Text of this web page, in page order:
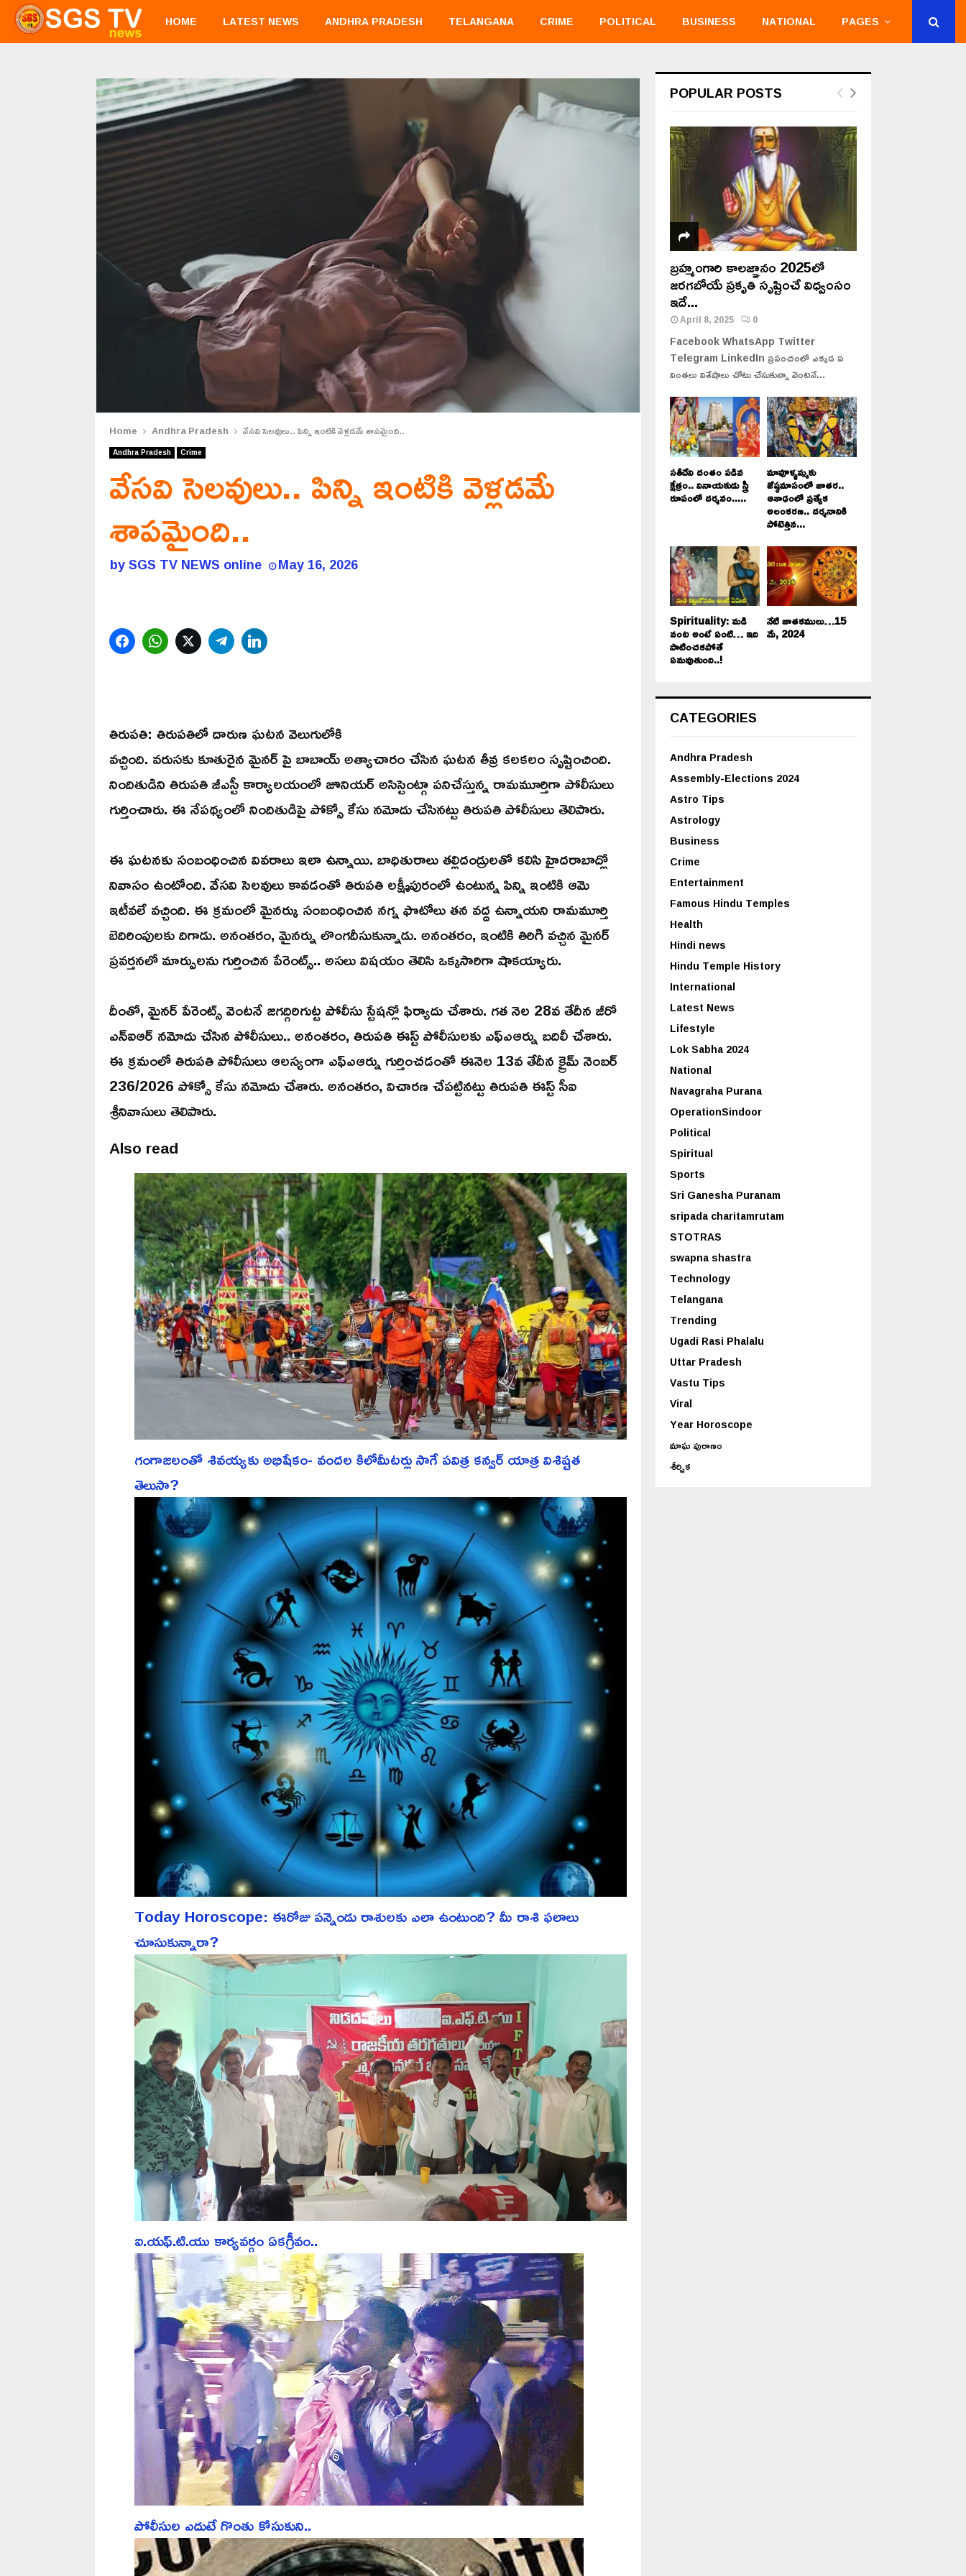
HOME LATEST NEWS ANDHRA PRADESH TELANGANA CRIME POLITICAL BUSINESS NATIONAL PAGES
Home Andhra Pradesh వేసవి సెలవులు.. పిన్ని ఇంటికి వెళ్లడమే శాపమైంది..
Andhra Pradesh Crime
వేసవి సెలవులు.. పిన్ని ఇంటికి వెళ్లడమే
శాపమైంది..
bySGS TV NEWS online May 16, 2026
FacebookWhatsAppTwitterTelegram
తిరుపతి: తిరుపతిలో దారుణ ఘటన వెలుగులోకి
వచ్చింది. వరుసకు కూతురైన మైనర్ పై బాబాయ్ అత్యాచారం చేసిన ఘటన తీవ్ర కలకలం సృష్టించింది.
నిందితుడిని తిరుపతి జీఎస్టీ కార్యాలయంలో జూనియర్ అసిస్టెంట్గా పనిచేస్తున్న రామమూర్తిగా పోలీసులు
గుర్తించారు. ఈ నేపథ్యంలో నిందితుడిపై పోక్సో కేసు నమోదు చేసినట్టు తిరుపతి పోలీసులు తెలిపారు.
ఈ ఘటనకు సంబంధించిన వివరాలు ఇలా ఉన్నాయి. బాధితురాలు తల్లిదండ్రులతో కలిసి హైదరాబాద్లో
నివాసం ఉంటోంది. వేసవి సెలవులు కావడంతో తిరుపతి లక్ష్మీపురంలో ఉంటున్న పిన్ని ఇంటికి ఆమె
ఇటీవలే వచ్చింది. ఈ క్రమంలో మైనర్కు సంబంధించిన నగ్న ఫొటోలు తన వద్ద ఉన్నాయని రామమూర్తి
బెదిరింపులకు దిగాడు. అనంతరం, మైనర్ను లొంగదీసుకున్నాడు. అనంతరం, ఇంటికి తిరిగి వచ్చిన మైనర్
ప్రవర్తనలో మార్పులను గుర్తించిన పేరెంట్స్.. అసలు విషయం తెలిసి ఒక్కసారిగా షాకయ్యారు.
దీంతో, మైనర్ పేరెంట్స్ వెంటనే జగద్గిరిగుట్ట పోలీసు స్టేషన్లో ఫిర్యాదు చేశారు. గత నెల 28వ తేదీన జీరో
ఎన్ఐఆర్ నమోదు చేసిన పోలీసులు.. అనంతరం, తిరుపతి ఈస్ట్ పోలీసులకు ఎఫ్ఎఆర్ను బదిలీ చేశారు.
ఈ క్రమంలో తిరుపతి పోలీసులు ఆలస్యంగా ఎఫ్ఎఆర్ను గుర్తించడంతో ఈనెల 13వ తేదీన క్రైమ్ నెంబర్
236/2026 పోక్సో కేసు నమోదు చేశారు. అనంతరం, విచారణ చేపట్టినట్టు తిరుపతి ఈస్ట్ సీఐ
శ్రీనివాసులు తెలిపారు.
Also read
గంగాజలంతో శివయ్యకు అభిషేకం- వందల కిలోమీటర్లు సాగే పవిత్ర కన్వర్ యాత్ర విశిష్టత
తెలుసా?
Today Horoscope: ఈరోజు పన్నెండు రాశులకు ఎలా ఉంటుంది? మీ రాశి ఫలాలు
చూసుకున్నారా?
ఐ.యఫ్.టి.యు కార్యవర్గం ఏకగ్రీవం..
పోలీసుల ఎదుటే గొంతు కోసుకుని..
POPULAR POSTS
బ్రహ్మంగారి కాలజ్ఞానం 2025లో
జరగబోయే ప్రకృతి సృష్టించే విధ్వంసం
ఇదే...
April 8, 2025 0
Facebook WhatsApp Twitter
Telegram LinkedIn ప్రపంచంలో ఎక్కడ ఏ
వింతలు విశేషాలు చోటు చేసుకున్నా వెంటనే...
సతీదేవి దంతం పడిన
క్షేత్రం.. వినాయకుడు స్త్రీ
రూపంలో దర్శనం.....
మావూళ్ళమ్మకు
జేష్ఠమాసంలో జాతర..
ఆశాఢంలో ప్రత్యేక
అలంకరణ.. దర్శనానికి
పోటెత్తిన...
Spirituality: మడి
వంట అంటే ఏంటి… ఇది
పాటించకపోతే
ఏమవుతుంది..!
నేటి జాతకములు…15
మే, 2024
CATEGORIES
Andhra Pradesh
Assembly-Elections 2024
Astro Tips
Astrology
Business
Crime
Entertainment
Famous Hindu Temples
Health
Hindi news
Hindu Temple History
International
Latest News
Lifestyle
Lok Sabha 2024
National
Navagraha Purana
OperationSindoor
Political
Spiritual
Sports
Sri Ganesha Puranam
sripada charitamrutam
STOTRAS
swapna shastra
Technology
Telangana
Trending
Ugadi Rasi Phalalu
Uttar Pradesh
Vastu Tips
Viral
Year Horoscope
మాఘ పురాణం
శీర్షిక